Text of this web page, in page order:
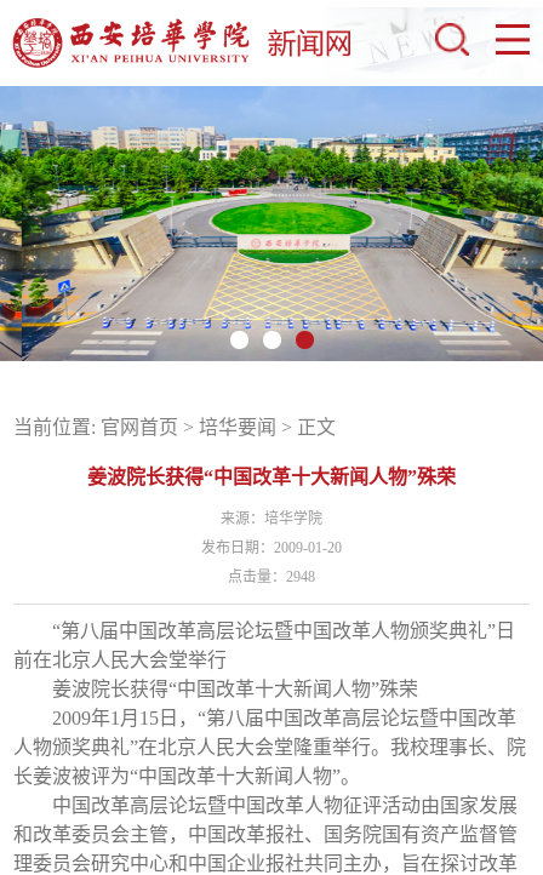
当前位置: 官网首页 >培华要闻 > 正文
姜波院长获得“中国改革十大新闻人物”殊荣
来源：培华学院
发布日期：2009-01-20
点击量： 2948
“第八届中国改革高层论坛暨中国改革人物颁奖典礼”日
前在北京人民大会堂举行
姜波院长获得“中国改革十大新闻人物”殊荣
2009年1月15日，“第八届中国改革高层论坛暨中国改革
人物颁奖典礼”在北京人民大会堂隆重举行。我校理事长、院
长姜波被评为“中国改革十大新闻人物”。
中国改革高层论坛暨中国改革人物征评活动由国家发展
和改革委员会主管，中国改革报社、国务院国有资产监督管
理委员会研究中心和中国企业报社共同主办，旨在探讨改革